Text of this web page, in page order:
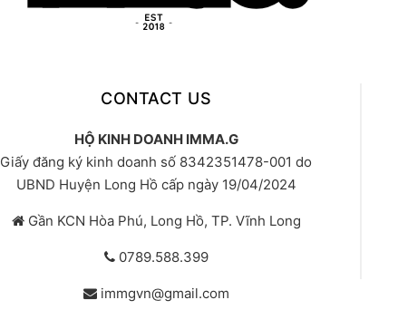
CONTACT US
HỘ KINH DOANH IMMA.G
Giấy đăng ký kinh doanh số 8342351478-001 do
UBND Huyện Long Hồ cấp ngày 19/04/2024
Gần KCN Hòa Phú, Long Hồ, TP. Vĩnh Long
0789.588.399
immgvn@gmail.com